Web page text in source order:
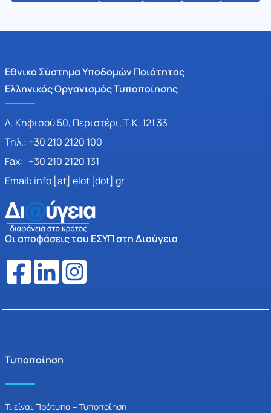
Εθνικό Σύστημα Υποδομών Ποιότητας
Ελληνικός Οργανισμός Τυποποίησης
Λ. Κηφισού 50, Περιστέρι, Τ.Κ. 121 33
Τηλ.: +30 210 2120 100
Fax: +30 210 2120 131
Email: info [at] elot [dot] gr
Οι αποφάσεις του ΕΣΥΠ στη Διαύγεια
Τυποποίηση
Τι είναι Πρότυπα – Τυποποίηση